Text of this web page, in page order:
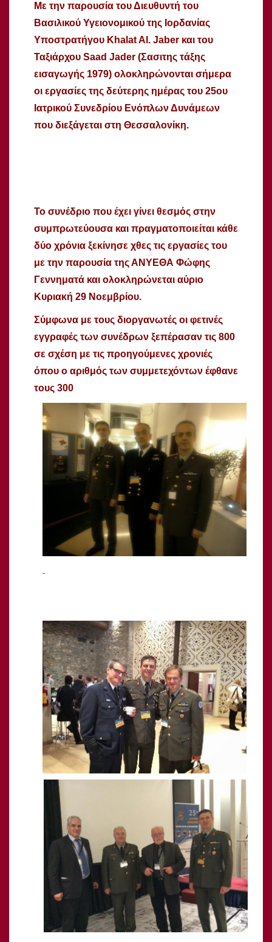
Με την παρουσία του Διευθυντή του
Βασιλικού Υγειονομικού της Ιορδανίας
Υποστρατήγου Khalat Al. Jaber και του
Ταξιάρχου Saad Jader (Σασιτης τάξης
εισαγωγής 1979) ολοκληρώνονται σήμερα
οι εργασίες της δεύτερης ημέρας του 25ου
Ιατρικού Συνεδρίου Ενόπλων Δυνάμεων
που διεξάγεται στη Θεσσαλονίκη.
Το συνέδριο που έχει γίνει θεσμός στην
συμπρωτεύουσα και πραγματοποιείται κάθε
δύο χρόνια ξεκίνησε χθες τις εργασίες του
με την παρουσία της ΑΝΥΕΘΑ Φώφης
Γεννηματά και ολοκληρώνεται αύριο
Κυριακή 29 Νοεμβρίου.
Σύμφωνα με τους διοργανωτές οι φετινές
εγγραφές των συνέδρων ξεπέρασαν τις 800
σε σχέση με τις προηγούμενες χρονιές
όπου ο αριθμός των συμμετεχόντων έφθανε
τους 300